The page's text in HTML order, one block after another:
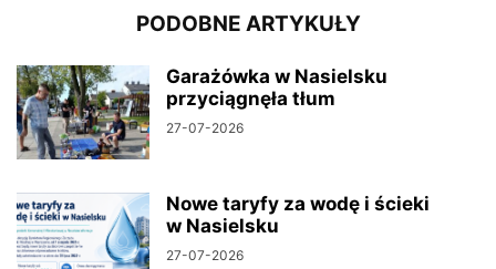
PODOBNE ARTYKUŁY
Garażówka w Nasielsku
przyciągnęła tłum
27-07-2026
Nowe taryfy za wodę i ścieki
w Nasielsku
27-07-2026